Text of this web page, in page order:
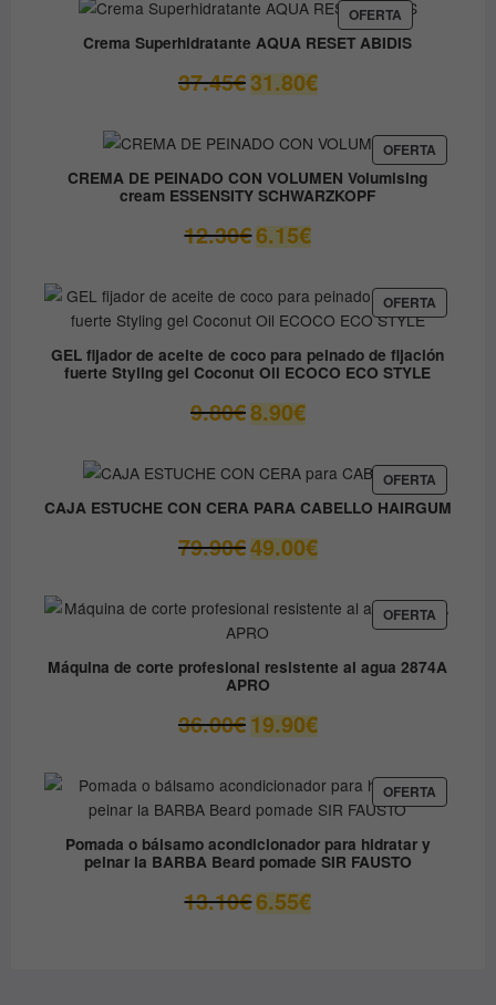
era:
59.05€.
es:
41.33€.
OFERTAPRODUCTO
EN
OFERTA
Crema Superhidratante AQUA RESET ABIDIS
37.45€ El
precio
era:
37.45€.
31.80€El
precio
es:
31.80€.
OFERTA
EN
CREMA DE PEINADO CON VOLUMEN Volumising
cream ESSENSITY SCHWARZKOPF
12.30€El
precio
era:
12.30€.
6.15€El
precio
es:
6.15€.
OFERTA
EN
GEL fijador de aceite de coco para peinado de fijación
fuerte Styling gel Coconut Oil ECOCO ECO STYLE
9.80€ El
precio
era:
9.80€.
8.90€El
precio
es:
8.90€.
OFERTA
EN
OFERTA
CAJA ESTUCHE CON CERA PARA CABELLO HAIRGUM
79.90€ El
precio
era:
79.90€.
49.00€El
precio
es:
OFERTA
EN
Máquina de corte profesional resistente al agua 2874A
APRO
36.00€ El
precio
era:
36.00€.
19.90€El
precio
es:
19.90€.
OFERTA
EN
Pomada o bálsamo acondicionador para hidratar y
peinar la BARBA Beard pomade SIR FAUSTO
13.10€El
precio
6.55€El
precio